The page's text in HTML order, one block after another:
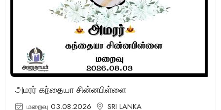
அமரர் கந்தையா சின்னபிள்ளை
மறைவு 03.08.2026 SRI LANKA